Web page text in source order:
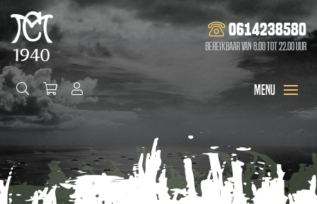
0614238580
Bereikbaar van 8.00 tot 22.00 uur